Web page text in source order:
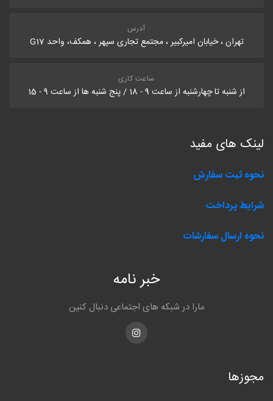
آدرس
تهران ، خیابان امیرکبیر ، مجتمع تجاری سپهر ، همکف، واحد G17
ساعت کاری
از شنبه تا چهارشنبه از ساعت 9 - 18 / پنج شنبه ها از ساعت 9 - 15
لینک های مفید
نحوه ثبت سفارش
شرایط پرداخت
نحوه ارسال سفارشات
خبر نامه
مارا در شبکه های اجتماعی دنبال کنین
Instagram
مجوزها